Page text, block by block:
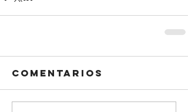
Comentarios